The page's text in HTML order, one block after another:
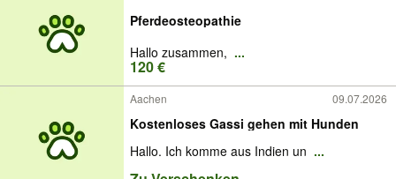
Pferdeosteopathie
Hallo zusammen, ...
120 €
Aachen 09.07.2026
Kostenloses Gassi gehen mit Hunden
Hallo. Ich komme aus Indien un ...